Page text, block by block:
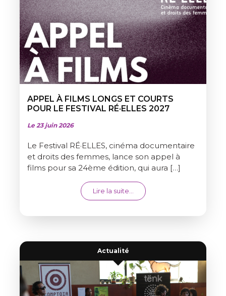
APPEL À FILMS LONGS ET COURTS
POUR LE FESTIVAL RÉ·ELLES 2027
Le 23 juin 2026
Le Festival RÉ·ELLES, cinéma documentaire
et droits des femmes, lance son appel à
films pour sa 24ème édition, qui aura […]
Lire la suite… from APPEL À FILMS
Actualité